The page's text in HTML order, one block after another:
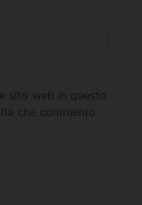
sito web in questo
che commento.